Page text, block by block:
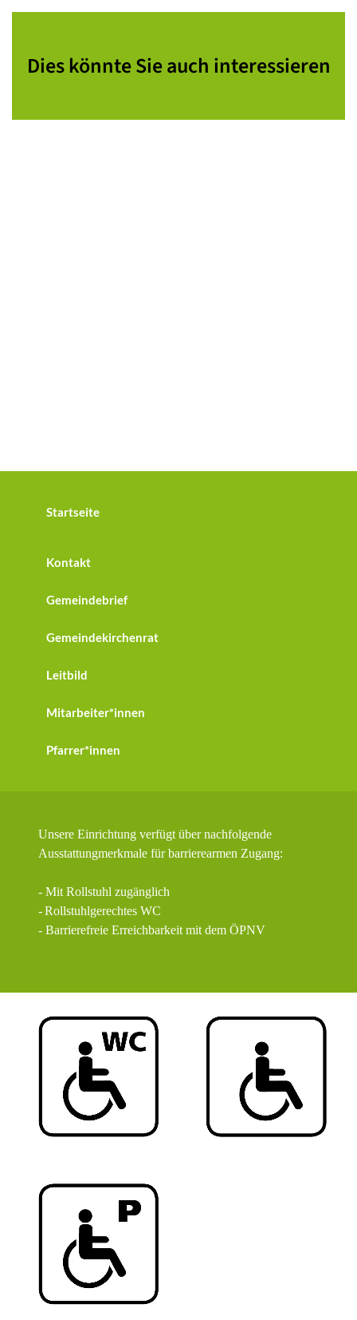
Dies könnte Sie auch interessieren
Startseite
Kontakt
Gemeindebrief
Gemeindekirchenrat
Leitbild
Mitarbeiter*innen
Pfarrer*innen
Unsere Einrichtung verfügt über nachfolgende
Ausstattungmerkmale für barrierearmen Zugang:
- Mit Rollstuhl zugänglich
-Rollstuhlgerechtes WC
- Barrierefreie Erreichbarkeit mit dem ÖPNV